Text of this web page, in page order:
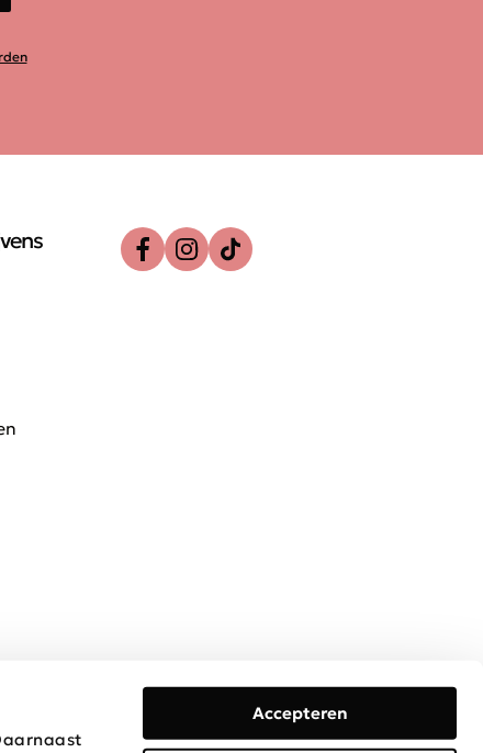
Accepteren